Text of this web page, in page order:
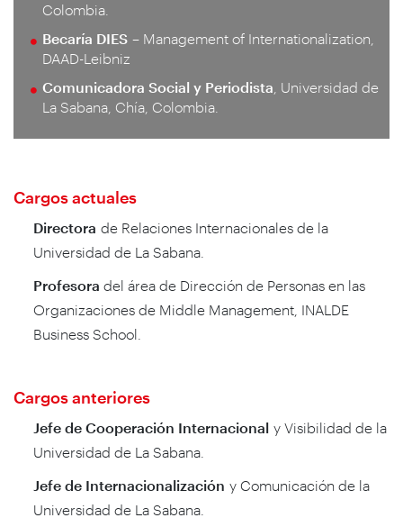
Colombia.
Becaría DIES – Management of Internationalization,
DAAD-Leibniz
Comunicadora Social y Periodista , Universidad de
La Sabana, Chía, Colombia.
Cargos actuales
Directora de Relaciones Internacionales de la
Universidad de La Sabana.
Profesora del área de Dirección de Personas en las
Organizaciones de Middle Management, INALDE
Business School.
Cargos anteriores
Jefe de Cooperación Internacional y Visibilidad de la
Universidad de La Sabana.
Jefe de Internacionalización y Comunicación de la
Universidad de La Sabana.